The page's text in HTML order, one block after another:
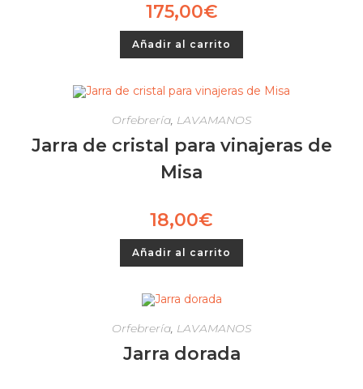
175,00€
Añadir al carrito
Orfebrería, LAVAMANOS
Jarra de cristal para vinajeras de
Misa
18,00€
Añadir al carrito
Orfebrería, LAVAMANOS
Jarra dorada